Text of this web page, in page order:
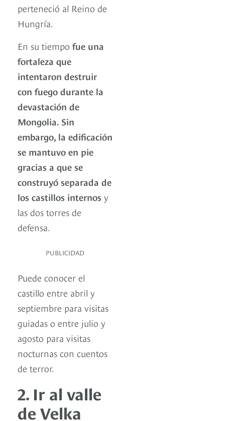
perteneció al Reino de
Hungría.
En su tiempo fue una
fortaleza que
intentaron destruir
con fuego durante la
devastación de
Mongolia. Sin
embargo, la edificación
se mantuvo en pie
gracias a que se
construyó separada de
los castillos internos y
las dos torres de
defensa.
PUBLICIDAD
Puede conocer el
castillo entre abril y
septiembre para visitas
guiadas o entre julio y
agosto para visitas
nocturnas con cuentos
de terror.
2. Ir al valle
de Velka